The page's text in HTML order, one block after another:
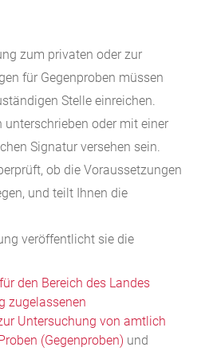
zum privaten oder zur
für Gegenproben müssen
Stelle einreichen.
oder mit einer
Signatur versehen sein.
ob die Voraussetzungen
und teilt Ihnen die
veröffentlicht sie die
den Bereich des Landes
zugelassenen
Untersuchung von amtlich
(Gegenproben) und